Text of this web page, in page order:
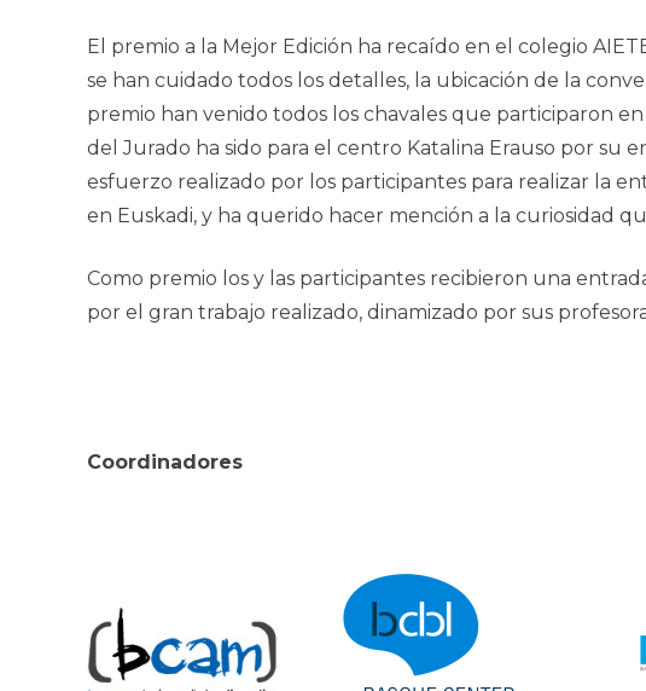
El premio a la Mejor Edición ha recaído en el colegio
se han cuidado todos los detalles, la ubicación de la
premio han venido todos los chavales que participaron
del Jurado ha sido para el centro Katalina Erauso por su
esfuerzo realizado por los participantes para realizar la
en Euskadi, y ha querido hacer mención a la curiosidad
Como premio los y las participantes recibieron una
por el gran trabajo realizado, dinamizado por sus
Coordinadores